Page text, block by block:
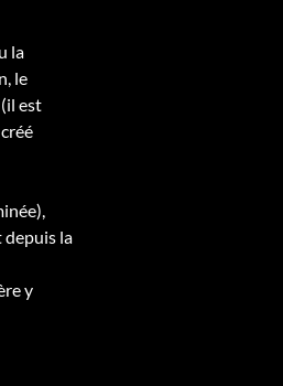
la
le
est
depuis la
y